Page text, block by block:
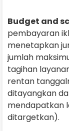
Budget and
pembayaran
menetapkan
jumlah
tagihan
rentan
ditayangkan
mendapatkan
ditargetkan).